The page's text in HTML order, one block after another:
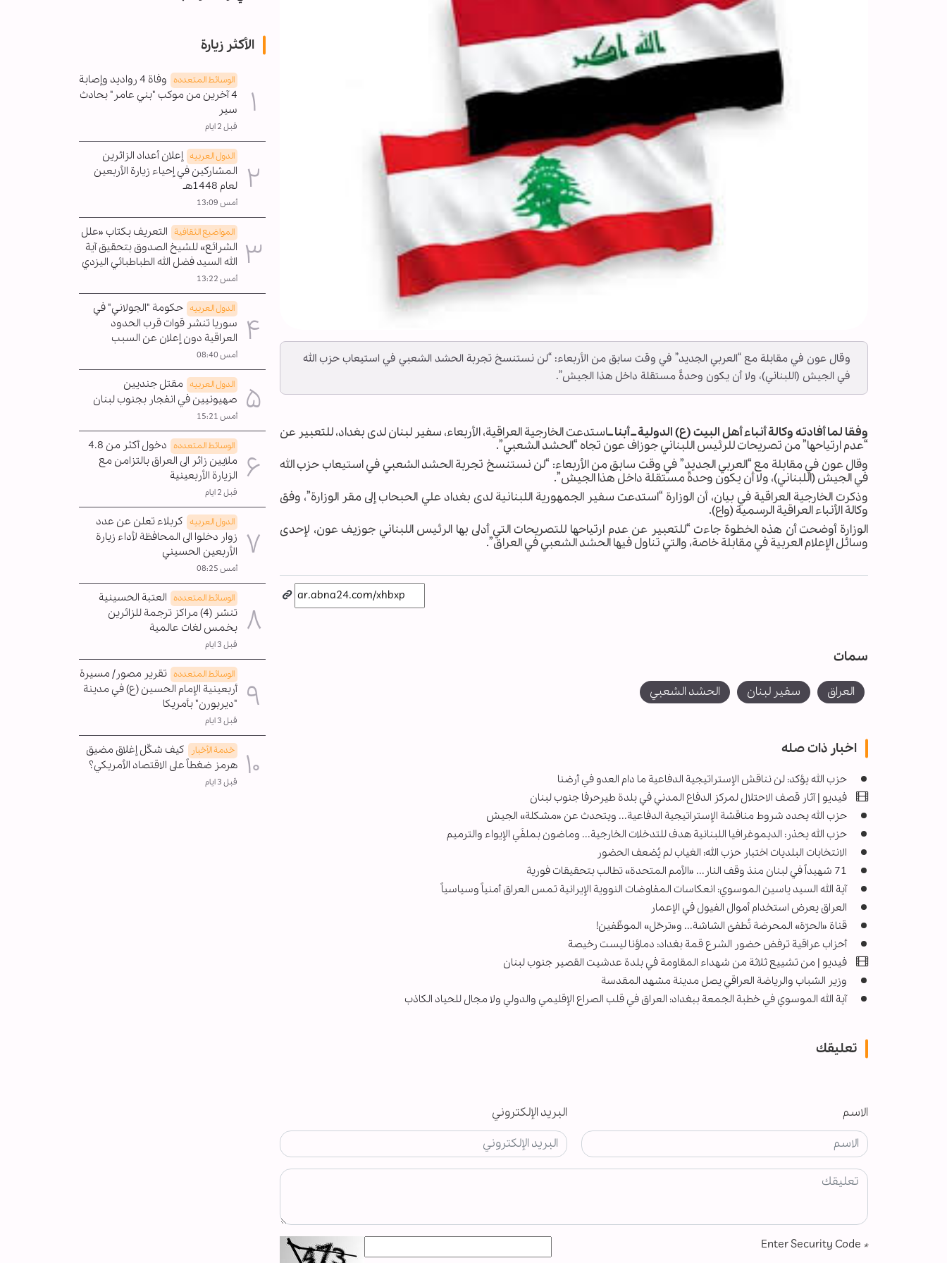
وقال عون في مقابلة مع “العربي الجديد” في وقت سابق من الأربعاء: “لن نستنسخ تجربة الحشد الشعبي في استيعاب حزب الله
في الجيش (اللبناني)، ولا أن يكون وحدةً مستقلة داخل هذا الجيش”.
وفقا لما أفادته وكالة أنباء أهل البيت (ع) الدولية ــ أبنا ــاستدعت الخارجية العراقية، الأربعاء، سفير لبنان لدى بغداد، للتعبير عن
“عدم ارتياحها” من تصريحات للرئيس اللبناني جوزاف عون تجاه “الحشد الشعبي”.
وقال عون في مقابلة مع “العربي الجديد” في وقت سابق من الأربعاء: “لن نستنسخ تجربة الحشد الشعبي في استيعاب حزب الله
في الجيش (اللبناني)، ولا أن يكون وحدةً مستقلة داخل هذا الجيش”.
وذكرت الخارجية العراقية في بيان، أن الوزارة “استدعت سفير الجمهورية اللبنانية لدى بغداد علي الحبحاب إلى مقر الوزارة”، وفق
وكالة الأنباء العراقية الرسمية (واع).
الوزارة أوضحت أن هذه الخطوة جاءت “للتعبير عن عدم ارتياحها للتصريحات التي أدلى بها الرئيس اللبناني جوزيف عون، لإحدى
وسائل الإعلام العربية في مقابلة خاصة، والتي تناول فيها الحشد الشعبي في العراق”.
سمات
العراق سفير لبنان الحشد الشعبي
اخبار ذات صله
حزب الله يؤكد: لن نناقش الإستراتيجية الدفاعية ما دام العدو في أرضنا
فيديو | آثار قصف الاحتلال لمركز الدفاع المدني في بلدة طيرحرفا جنوب لبنان
حزب الله يحدد شروط مناقشة الإستراتيجية الدفاعية... ويتحدث عن «مشكلة» الجيش
حزب الله يحذر: الديموغرافيا اللبنانية هدف للتدخلات الخارجية... وماضون بملفَي الإيواء والترميم
الانتخابات البلديات اختبار حزب الله: الغياب لم يُضعف الحضور
71 شهيداً في لبنان منذ وقف النار... «الأمم المتحدة» تطالب بتحقيقات فورية
آية الله السيد ياسين الموسوي: انعكاسات المفاوضات النووية الإيرانية تمس العراق أمنياً وسياسياً
العراق يعرض استخدام أموال الفيول في الإعمار
قناة «الحرّة» المحرضة تُطفئ الشاشة... و«ترحّل» الموظّفين!
أحزاب عراقية ترفض حضور الشرع قمة بغداد: دماؤنا ليست رخيصة
فيديو | من تشييع ثلاثة من شهداء المقاومة في بلدة عدشيت القصير جنوب لبنان
وزير الشباب والرياضة العراقي يصل مدينة مشهد المقدسة
آية الله الموسوي في خطبة الجمعة ببغداد: العراق في قلب الصراع الإقليمي والدولي ولا مجال للحياد الكاذب
تعليقك
الاسم البريد الإلكتروني
*
الأكثر زيارة
الوسائط المتعدده
وفاة 4 رواديد وإصابة
4 آخرين من موكب "بني عامر" بحادث
سير
قبل 2 ايام
الدول العربیه إعلان أعداد الزائرين
المشاركين في إحياء زيارة الأربعين
لعام 1448هـ
أمس 13:09
المواضیع الثقافية التعريف بكتاب «علل
الشرائع» للشيخ الصدوق بتحقيق آية
الله السيد فضل الله الطباطبائي اليزدي
أمس 13:22
الدول العربیه حكومة "الجولاني" في
سوريا تنشر قوات قرب الحدود
العراقية دون إعلان عن السبب
أمس 08:40
الدول العربیه مقتل جنديين
صهيونيين في انفجار بجنوب لبنان
أمس 15:21
الوسائط المتعدده
دخول أكثر من 4.8
ملايين زائر الى العراق بالتزامن مع
الزيارة الأربعينية
قبل 2 ايام
الدول العربیه كربلاء تعلن عن عدد
زوار دخلوا الى المحافظة لأداء زيارة
الأربعين الحسيني
أمس 08:25
الوسائط المتعدده العتبة الحسينية
تنشر (4) مراكز ترجمة للزائرين
بخمس لغات عالمية
قبل 3 ايام
الوسائط المتعدده تقرير مصور/ مسيرة
أربعينية الإمام الحسين (ع) في مدينة
"ديربورن" بأمريكا
قبل 3 ايام
خدمة الأخبار
كيف شكّل إغلاق مضيق
هرمز ضغطاً على الاقتصاد الأمريكي؟
قبل 3 ايام